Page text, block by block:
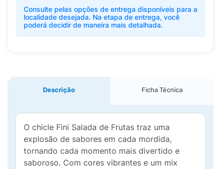
Consulte pelas opções de entrega disponíveis para a
localidade desejada. Na etapa de entrega, você
poderá decidir de maneira mais detalhada.
Descrição Ficha Técnica
O chicle Fini Salada de Frutas traz uma
explosão de sabores em cada mordida,
tornando cada momento mais divertido e
saboroso. Com cores vibrantes e um mix